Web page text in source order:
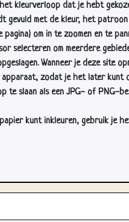
kleurverloop dat je hebt
gevuld met de kleur, het
om in te zoomen en te
selecteren om meerdere
Wanneer je deze site
zodat je het later kunt
te slaan als een JPG- of PNG-
kunt inkleuren, gebruik je